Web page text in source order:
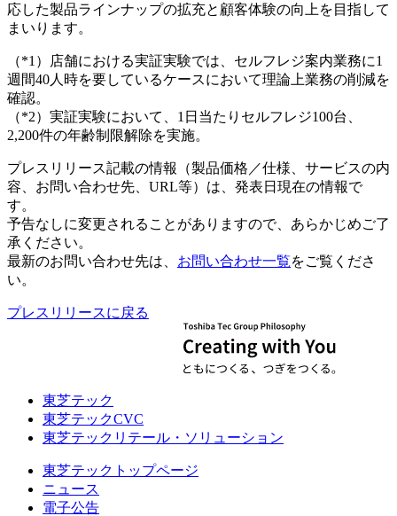
応した製品ラインナップの拡充と顧客体験の向上を目指して
まいります。
（*1）店舗における実証実験では、セルフレジ案内業務に1
週間40人時を要しているケースにおいて理論上業務の削減を
確認。
（*2）実証実験において、1日当たりセルフレジ100台、
2,200件の年齢制限解除を実施。
プレスリリース記載の情報（製品価格／仕様、サービスの内
容、お問い合わせ先、URL等）は、発表日現在の情報で
す。
予告なしに変更されることがありますので、あらかじめご了
承ください。
最新のお問い合わせ先は、 お問い合わせ一覧をご覧くださ
い。
プレスリリースに戻る
東芝テック
東芝テックCVC
東芝テックリテール・ソリューション
東芝テックトップページ
ニュース
電子公告